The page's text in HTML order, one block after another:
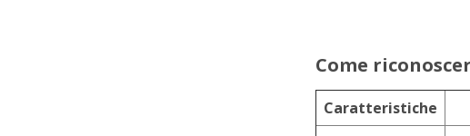
Come
Caratteristiche